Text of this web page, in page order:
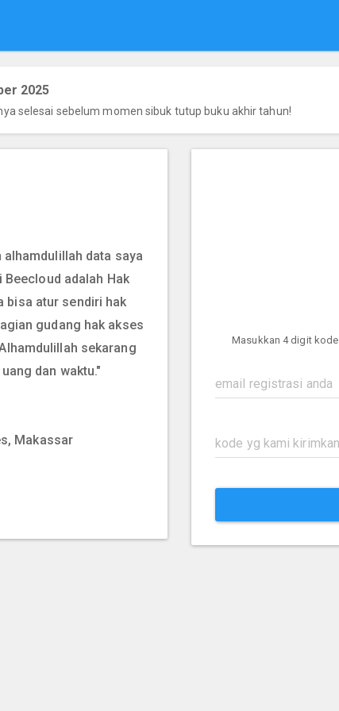
2025
selesai sebelum momen sibuk tutup buku akhir tahun!
alhamdulillah data saya
adalah Hak
bisa atur sendiri hak
gudang hak akses
sekarang
dan waktu."
Makassar
Masukkan 4 digit kode